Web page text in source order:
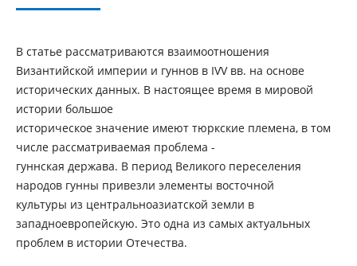
В статье рассматриваются взаимоотношения
Византийской империи и гуннов в IVV вв. на основе
исторических данных. В настоящее время в мировой
истории большое
историческое значение имеют тюркские племена, в том
числе рассматриваемая проблема -
гуннская держава. В период Великого переселения
народов гунны привезли элементы восточной
культуры из центральноазиатской земли в
западноевропейскую. Это одна из самых актуальных
проблем в истории Отечества.